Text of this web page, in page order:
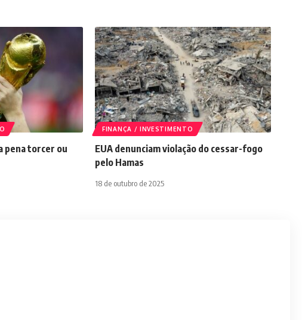
pena torcer ou
FINANÇA / INVESTIMENTO
EUA denunciam violação do cessar-fogo
pelo Hamas
18 de outubro de 2025